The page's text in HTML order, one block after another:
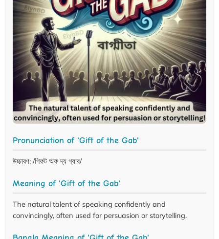
Pronunciation of 'Gift of the Gab'
উচ্চারণ: /গিফট অফ দ্য গ্যাব/
Meaning of 'Gift of the Gab'
The natural talent of speaking confidently and
convincingly, often used for persuasion or storytelling.